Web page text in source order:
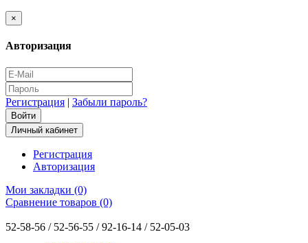
×
Авторизация
Регистрация | Забыли пароль?
Личный кабинет
Регистрация
Авторизация
Мои закладки (0)
Сравнение товаров (0)
52-58-56 / 52-56-55 / 92-16-14 / 52-05-03